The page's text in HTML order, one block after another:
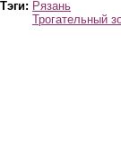
Тэги: Рязань
Трогательный